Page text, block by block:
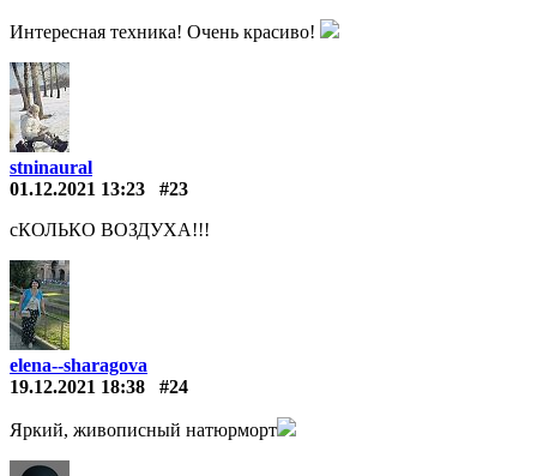
Интересная техника! Очень красиво!
stninaural
01.12.2021 13:23
#23
сКОЛЬКО ВОЗДУХА!!!
elena--sharagova
19.12.2021 18:38
#24
Яркий, живописный натюрморт